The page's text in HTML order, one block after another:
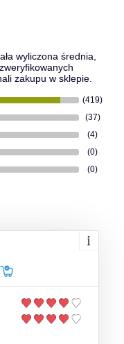
wyliczona średnia,
zakupu w sklepie.
(419)
(37)
(4)
(0)
(0)